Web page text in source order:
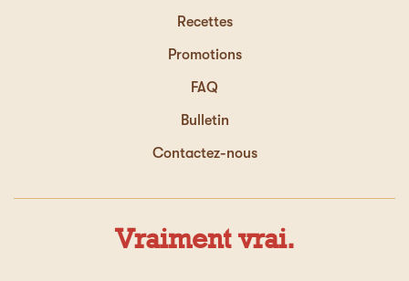
Recettes
Promotions
FAQ
Bulletin
Contactez-nous
Vraiment vrai.